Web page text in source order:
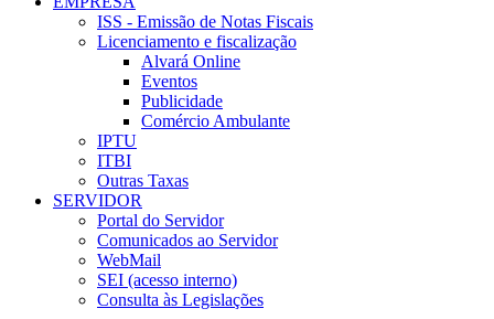
ISS - Emissão de Notas Fiscais
Licenciamento e fiscalização
Alvará Online
Eventos
Publicidade
Comércio Ambulante
IPTU
ITBI
Outras Taxas
SERVIDOR
Portal do Servidor
Comunicados ao Servidor
WebMail
SEI (acesso interno)
Consulta às Legislações